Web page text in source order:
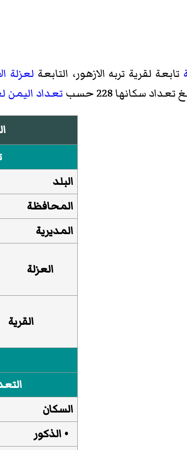
تابعة لقرية تربه الازهور، التابعة لعزلة
تعداد سكانها 228 حسب تعداد اليمن
البلد
المحافظة
المديرية
العزلة
القرية
السكان
• الذكور